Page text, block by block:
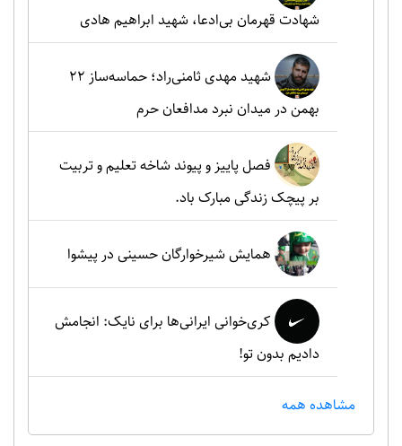
شهادت قهرمان بی‌ادعا، شهید ابراهیم هادی
شهید مهدی ثامنی‌راد؛ حماسه‌ساز ۲۲
بهمن در میدان نبرد مدافعان حرم
فصل پاییز و پیوند شاخه تعلیم و تربیت
بر پیچک زندگی مبارک باد.
همایش شیرخوارگان حسینی در پیشوا
کری‌خوانی ایرانی‌ها برای نایک: انجامش
دادیم بدون تو!
مشاهده همه